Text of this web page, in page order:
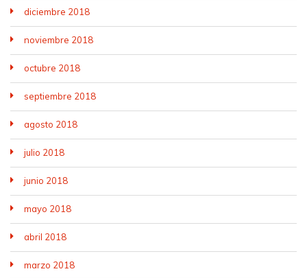
diciembre 2018
noviembre 2018
octubre 2018
septiembre 2018
agosto 2018
julio 2018
junio 2018
mayo 2018
abril 2018
marzo 2018